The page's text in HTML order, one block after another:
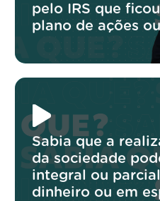
pelo IRS que
plano de ações
Sabia que a
da sociedade
integral ou
dinheiro ou em